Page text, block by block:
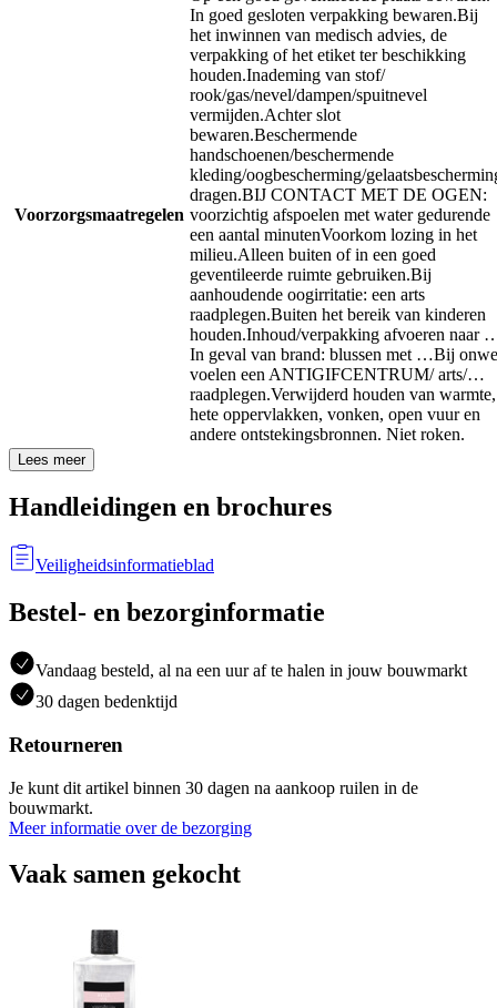
Voorzorgsmaatregelen
In goed gesloten verpakking bewaren.Bij
het inwinnen van medisch advies, de
verpakking of het etiket ter beschikking
houden.Inademing van stof/
rook/gas/nevel/dampen/spuitnevel
vermijden.Achter slot
bewaren.Beschermende
handschoenen/beschermende
kleding/oogbescherming/
dragen.BIJ CONTACT MET DE OGEN:
voorzichtig afspoelen met water gedurende
een aantal minutenVoorkom lozing in het
milieu.Alleen buiten of in een goed
geventileerde ruimte gebruiken.Bij
aanhoudende oogirritatie: een arts
raadplegen.Buiten het bereik van kinderen
houden.Inhoud/verpakking afvoeren naar
In geval van brand: blussen met …Bij
voelen een ANTIGIFCENTRUM/ arts/…
raadplegen.Verwijderd houden van warmte,
hete oppervlakken, vonken, open vuur en
andere ontstekingsbronnen. Niet roken.
Lees meer
Handleidingen en brochures
Veiligheidsinformatieblad
Bestel- en bezorginformatie
Vandaag besteld, al na een uur af te halen in jouw bouwmarkt
30 dagen bedenktijd
Retourneren
Je kunt dit artikel binnen 30 dagen na aankoop ruilen in de
bouwmarkt.
Meer informatie over de bezorging
Vaak samen gekocht